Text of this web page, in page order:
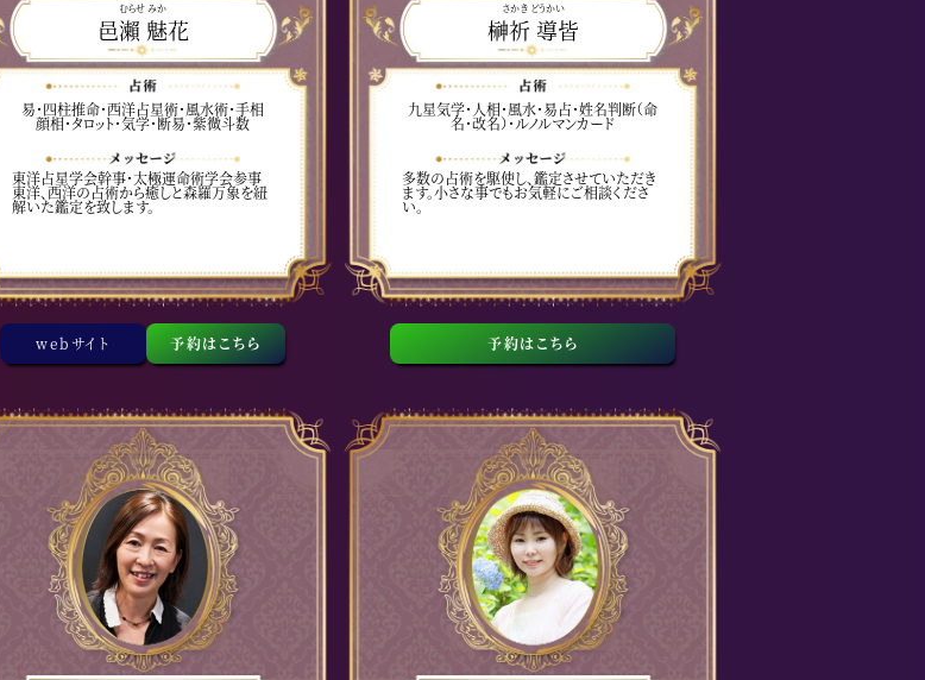
むらせ みか
邑瀨 魅花
易・四柱推命・西洋占星術・風水術・手相
顔相・タロット・気学・断易・紫微斗数
東洋占星学会幹事・太極運命術学会参事
東洋、西洋の占術から癒しと森羅万象を紐
解いた鑑定を致します。
webサイト 予約はこちら
さかき どうかい
榊祈 導皆
九星気学・人相・風水・易占・姓名判断（命
名・改名）・ルノルマンカード
多数の占術を駆使し、鑑定させていただき
ます。小さな事でもお気軽にご相談くださ
い。
予約はこちら